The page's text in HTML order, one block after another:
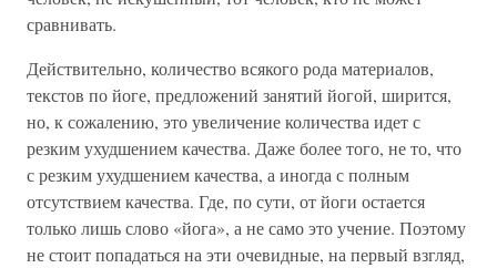
сравнивать.
Действительно, количество всякого рода материалов,
текстов по йоге, предложений занятий йогой, ширится,
но, к сожалению, это увеличение количества идет с
резким ухудшением качества. Даже более того, не то, что
с резким ухудшением качества, а иногда с полным
отсутствием качества. Где, по сути, от йоги остается
только лишь слово «йога», а не само это учение. Поэтому
не стоит попадаться на эти очевидные, на первый взгляд,